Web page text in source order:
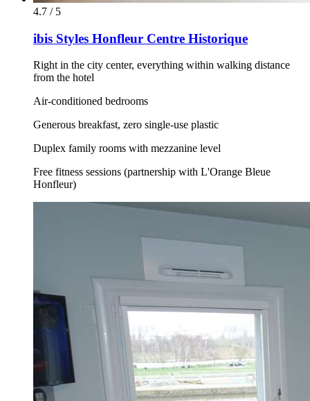
4.7 / 5
ibis Styles Honfleur Centre Historique
Right in the city center, everything within walking distance
from the hotel
Air-conditioned bedrooms
Generous breakfast, zero single-use plastic
Duplex family rooms with mezzanine level
Free fitness sessions (partnership with L'Orange Bleue
Honfleur)